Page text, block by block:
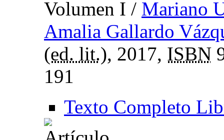
Volumen I / Mariano
Amalia Gallardo
(ed. lit.), 2017, ISBN
191
Texto Completo